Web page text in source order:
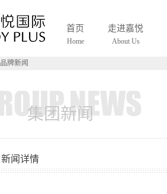
首页
Home
走进嘉悦
About Us
品牌新闻
集团新闻
新闻详情